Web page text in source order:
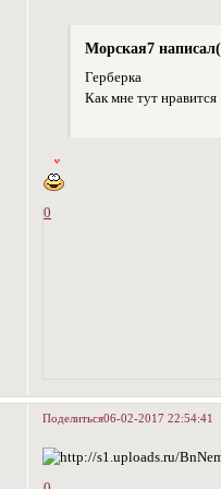
Морская7
Герберка
Как мне тут нравится
0
Поделиться06-02-2017 22:54:41